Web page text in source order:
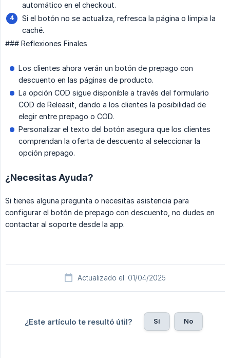
automático en el checkout.
Si el botón no se actualiza, refresca la página o limpia la
caché.
### Reflexiones Finales
Los clientes ahora verán un botón de prepago con
descuento en las páginas de producto.
La opción COD sigue disponible a través del formulario
COD de Releasit, dando a los clientes la posibilidad de
elegir entre prepago o COD.
Personalizar el texto del botón asegura que los clientes
comprendan la oferta de descuento al seleccionar la
opción prepago.
¿Necesitas Ayuda?
Si tienes alguna pregunta o necesitas asistencia para
configurar el botón de prepago con descuento, no dudes en
contactar al soporte desde la app.
Actualizado el: 01/04/2025
¿Este artículo te resultó útil? Sí No